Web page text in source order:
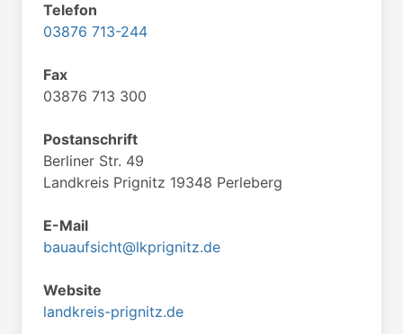
Telefon
03876 713-244
Fax
03876 713 300
Postanschrift
Berliner Str. 49
Landkreis Prignitz 19348 Perleberg
E-Mail
bauaufsicht@lkprignitz.de
Website
landkreis-prignitz.de